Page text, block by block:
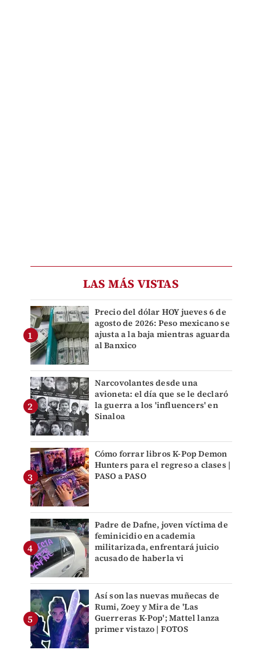
LAS MÁS VISTAS
Precio del dólar HOY jueves 6 de
agosto de 2026: Peso mexicano se
ajusta a la baja mientras aguarda
al Banxico
Narcovolantes desde una
avioneta: el día que se le declaró
la guerra a los 'influencers' en
Sinaloa
Cómo forrar libros K-Pop Demon
Hunters para el regreso a clases |
PASO a PASO
Padre de Dafne, joven víctima de
feminicidio en academia
militarizada, enfrentará juicio
acusado de haberla vi
Así son las nuevas muñecas de
Rumi, Zoey y Mira de 'Las
Guerreras K-Pop'; Mattel lanza
primer vistazo | FOTOS